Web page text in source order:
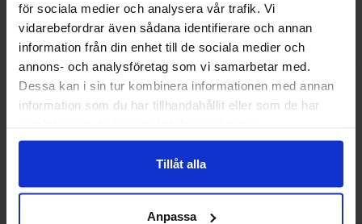
för sociala medier och analysera vår trafik. Vi
vidarebefordrar även sådana identifierare och annan
information från din enhet till de sociala medier och
annons- och analysföretag som vi samarbetar med.
Dessa kan i sin tur kombinera informationen med annan
information som du har tillhandahållit eller som de har
Tillåt alla
Anpassa
Wrigleys Extra Tuggummi White
Bubblemint 29g
Wrigleys